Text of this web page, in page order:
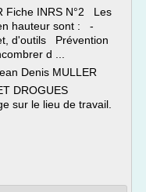
Fiche INRS N°2 Les
hauteur sont : -
d'outils Prévention
d ...
Denis MULLER
DROGUES
sur le lieu de travail.